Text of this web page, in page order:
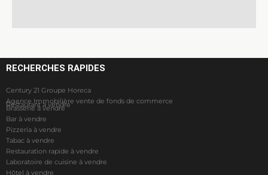
RECHERCHES RAPIDES
Century 21 Groupe Horeca
Agence Immobilière vente de fonds de commerce
Restaurant à vendre
Brasserie à vendre
Bar à vendre
Pizzeria à vendre
Tabac à vendre
Restauration rapide à vendre
Laboratoire de cuisine à vendre
Hôtel à vendre